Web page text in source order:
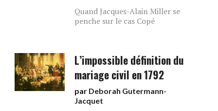
Quand Jacques-Alain Miller se
penche sur le cas Copé
L’impossible définition du
mariage civil en 1792
par Deborah Gutermann-
Jacquet